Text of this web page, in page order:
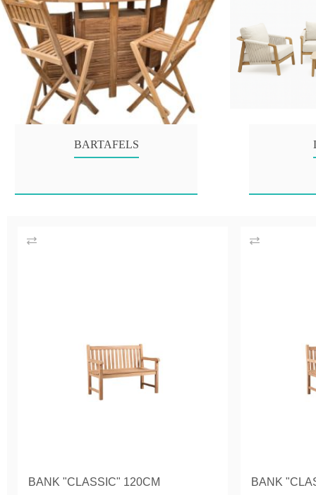
BARTAFELS
BANK "CLASSIC" 120CM BANK